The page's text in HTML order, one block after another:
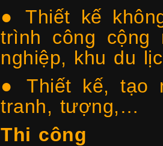
● Thiết kế
trình công cộng
nghiệp, khu du
● Thiết kế, tạo
tranh, tượng,…
Thi công